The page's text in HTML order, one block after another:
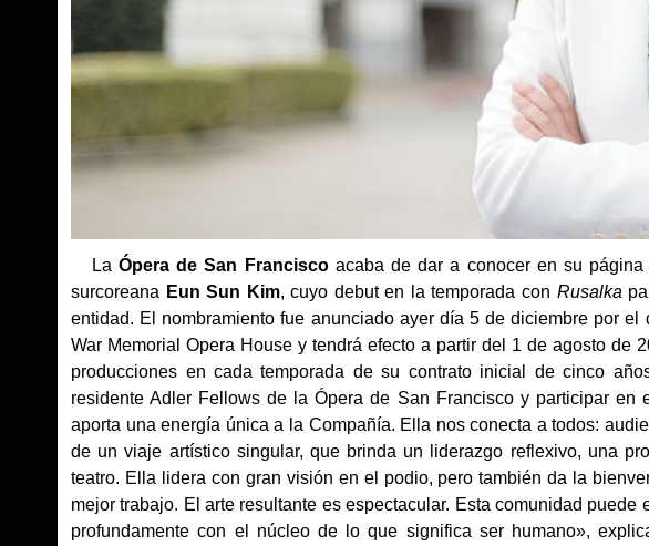
La Ópera de San Franciscoacaba de dar a conocer en su
surcoreana Eun Sun Kim, cuyo debut en la temporada con Rusalka
entidad. El nombramiento fue anunciado ayer día 5 de diciembre por
War Memorial Opera House y tendrá efecto a partir del 1 de agosto de
producciones en cada temporada de su contrato inicial de cinco
residente Adler Fellows de la Ópera de San Francisco y participar
aporta una energía única a la Compañía. Ella nos conecta a todos:
de un viaje artístico singular, que brinda un liderazgo reflexivo, una
teatro. Ella lidera con gran visión en el podio, pero también da la
mejor trabajo. El arte resultante es espectacular. Esta comunidad
profundamente con el núcleo de lo que significa ser humano»,